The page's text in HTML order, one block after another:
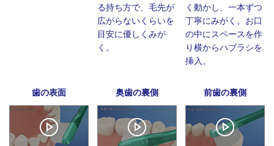
る持ち方で、毛先が
広がらないくらいを
目安に優しくみが
く。
く動かし、一本ずつ
丁寧にみがく。お口
の中にスペースを作
り横からハブラシを
挿入。
歯の表面 奥歯の裏側 前歯の裏側